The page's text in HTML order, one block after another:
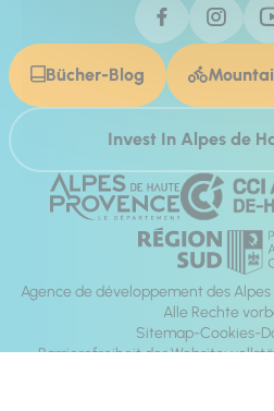
Bücher-Blog
Invest In Alpes de
Agence de développement des
Alle Rechte
Sitemap Cookies
Barrierefreiheit der Website: